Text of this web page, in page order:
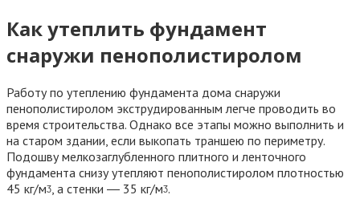
Как утеплить фундамент
снаружи пенополистиролом
Работу по утеплению фундамента дома снаружи
пенополистиролом экструдированным легче проводить во
время строительства. Однако все этапы можно выполнить и
на старом здании, если выкопать траншею по периметру.
Подошву мелкозаглубленного плитного и ленточного
фундамента снизу утепляют пенополистиролом плотностью
45 кг/мᶾ, а стенки ― 35 кг/мᶾ.